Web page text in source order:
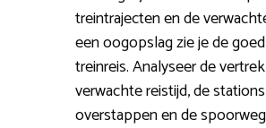
treintrajecten en de
een oogopslag zie je de
treinreis. Analyseer de
verwachte reistijd, de
overstappen en de